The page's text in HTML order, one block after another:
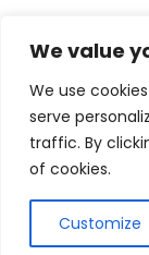
We value
We use
serve
traffic. By
of cookies.
Customize